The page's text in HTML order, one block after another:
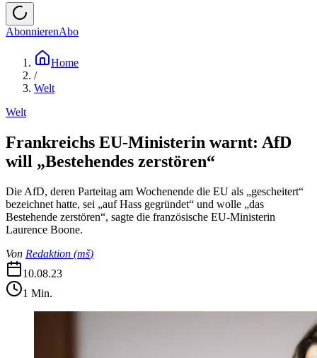
AbonnierenAbo
Home
/
Welt
Welt
Frankreichs EU-Ministerin warnt: AfD
will „Bestehendes zerstören“
Die AfD, deren Parteitag am Wochenende die EU als „gescheitert“
bezeichnet hatte, sei „auf Hass gegründet“ und wolle „das
Bestehende zerstören“, sagte die französische EU-Ministerin
Laurence Boone.
Von Redaktion (mš)
10.08.23
1 Min.